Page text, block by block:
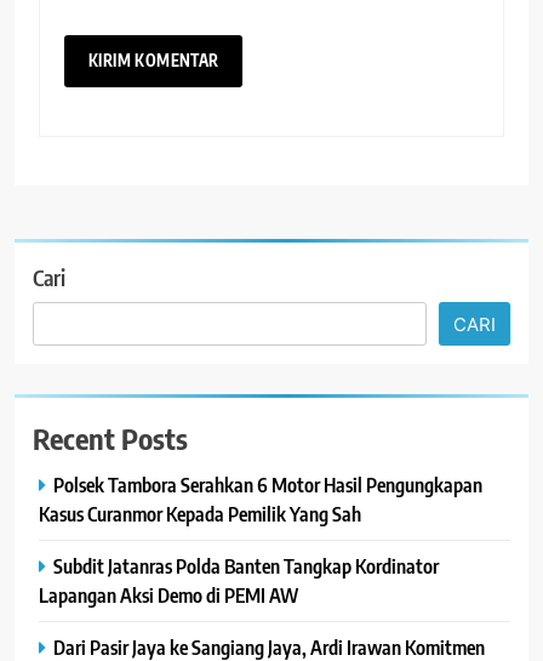
Cari
CARI
Recent Posts
Polsek Tambora Serahkan 6 Motor Hasil Pengungkapan
Kasus Curanmor Kepada Pemilik Yang Sah
Subdit Jatanras Polda Banten Tangkap Kordinator
Lapangan Aksi Demo di PEMI AW
Dari Pasir Jaya ke Sangiang Jaya, Ardi Irawan Komitmen